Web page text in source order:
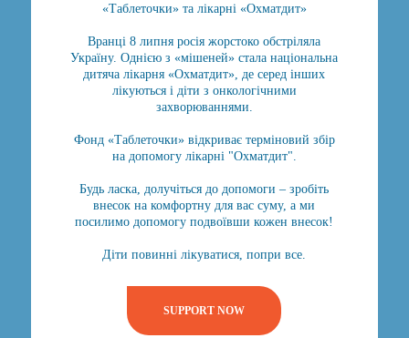
«Таблеточки» та лікарні «Охматдит»
Вранці 8 липня росія жорстоко обстріляла
Україну. Однією з «мішеней» стала національна
дитяча лікарня «Охматдит», де серед інших
лікуються і діти з онкологічними
захворюваннями.
Фонд «Таблеточки» відкриває терміновий збір
на допомогу лікарні "Охматдит".
Будь ласка, долучіться до допомоги – зробіть
внесок на комфортну для вас суму, а ми
посилимо допомогу подвоївши кожен внесок!
Діти повинні лікуватися, попри все.
SUPPORT NOW